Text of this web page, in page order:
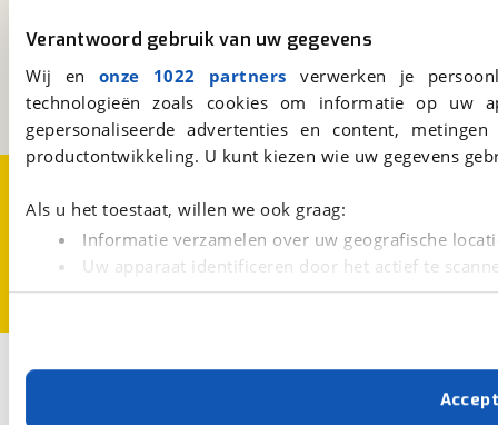
Verantwoord gebruik van uw gegevens
Wij en onze 1022 partners verwerken je
technologieën zoals cookies om informatie op
gepersonaliseerde advertenties en content,
productontwikkeling. U kunt kiezen wie uw gegevens
Als u het toestaat, willen we ook graag:
Informatie verzamelen over uw geografische
Uw apparaat identificeren door het actief te
Lees meer over hoe uw persoonlijke gegevens worden
Met cookies en vergelijkbare technieken zorgen we
cookies zorgen ervoor dat de website goed werkt.
Kosterijland15
Een initiatief van
BOVAG
Cookievoorkeuren
Vacatures